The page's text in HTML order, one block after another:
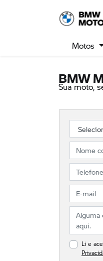
Motos
BMW
Sua moto,
Li e